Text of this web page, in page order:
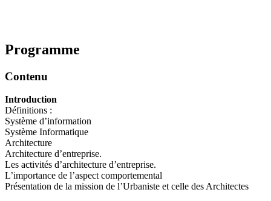
Programme
Contenu
Introduction
Définitions :
Système d’information
Système Informatique
Architecture
Architecture d’entreprise.
Les activités d’architecture d’entreprise.
L’importance de l’aspect comportemental
Présentation de la mission de l’Urbaniste et celle des Architectes